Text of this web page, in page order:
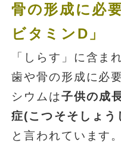
骨の形成に必
ビタミンD」
「しらす」に含ま
歯や骨の形成に必
シウムは子供の成
症(こつそそしょう
と言われています。